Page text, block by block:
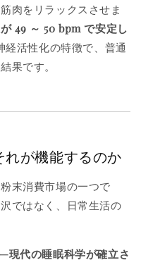
肉をリラックスさせま
49 ～ 50 bpm で安定し
活性化の特徴で、普通
果です。
が機能するのか
末消費市場の一つで
ではなく、日常生活の
現代の睡眠科学が確立さ